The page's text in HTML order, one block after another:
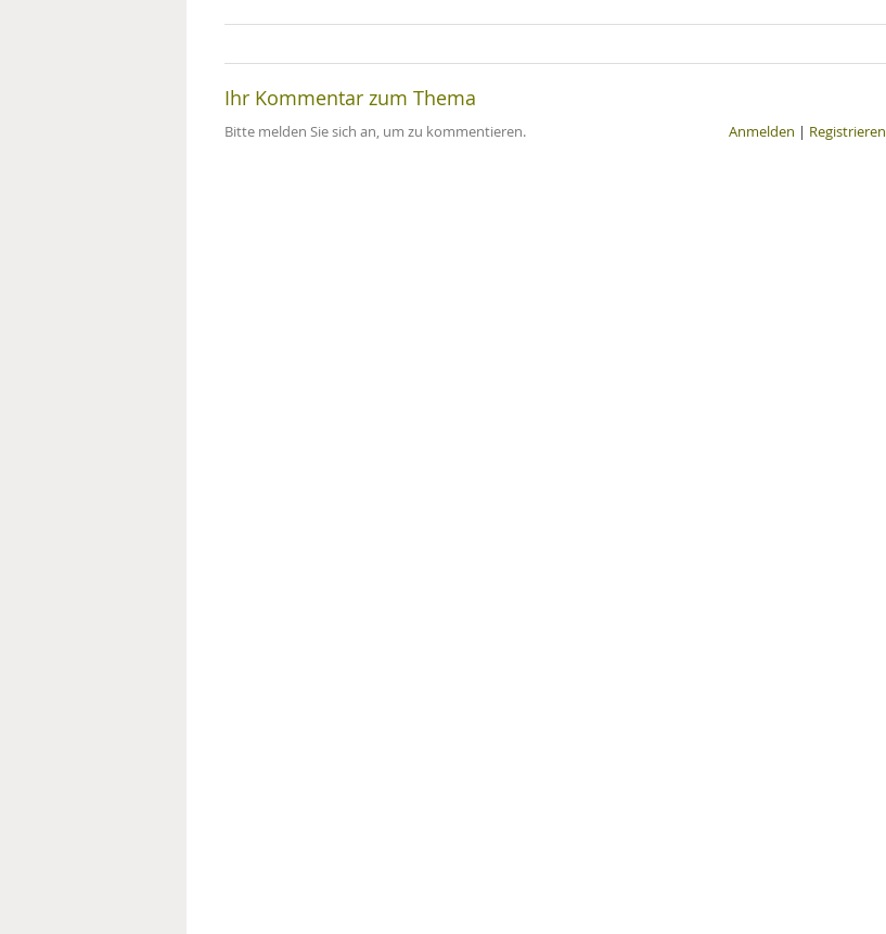
SYMPTOME UND DIAGNOSE
Ihr Kommentar zum Thema
Bitte melden Sie sich an, um zu kommentieren. Anmelden | Registrieren